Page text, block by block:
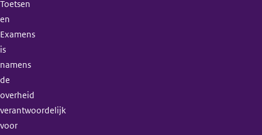
Toetsen
en
Examens
is
namens
de
overheid
verantwoordelijk
voor